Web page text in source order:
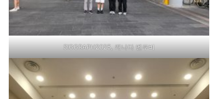
SIGGRAPH2025, 캐나다 벤쿠버